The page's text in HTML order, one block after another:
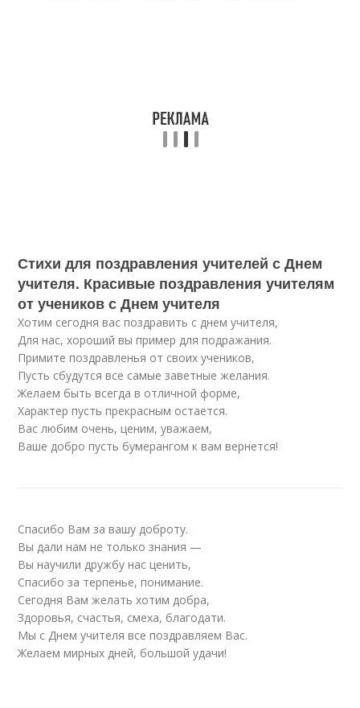
Стихи для поздравления учителей с Днем
учителя. Красивые поздравления учителям
от учеников с Днем учителя
Хотим сегодня вас поздравить с днем учителя,
Для нас, хороший вы пример для подражания.
Примите поздравленья от своих учеников,
Пусть сбудутся все самые заветные желания.
Желаем быть всегда в отличной форме,
Характер пусть прекрасным остается.
Вас любим очень, ценим, уважаем,
Ваше добро пусть бумерангом к вам вернется!
Спасибо Вам за вашу доброту.
Вы дали нам не только знания —
Вы научили дружбу нас ценить,
Спасибо за терпенье, понимание.
Сегодня Вам желать хотим добра,
Здоровья, счастья, смеха, благодати.
Мы с Днем учителя все поздравляем Вас.
Желаем мирных дней, большой удачи!